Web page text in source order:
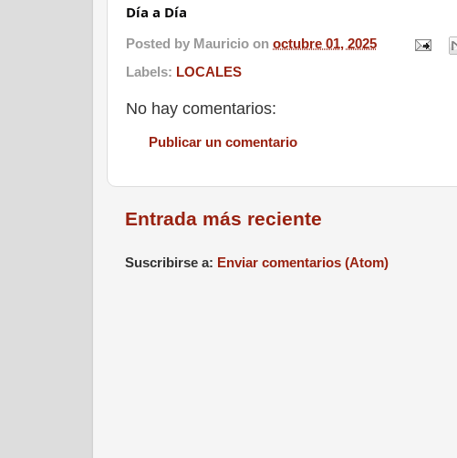
Día a Día
Posted by Mauricio on octubre 01, 2025
Labels: LOCALES
No hay comentarios:
Publicar un comentario
Entrada más reciente
Suscribirse a: Enviar comentarios (Atom)